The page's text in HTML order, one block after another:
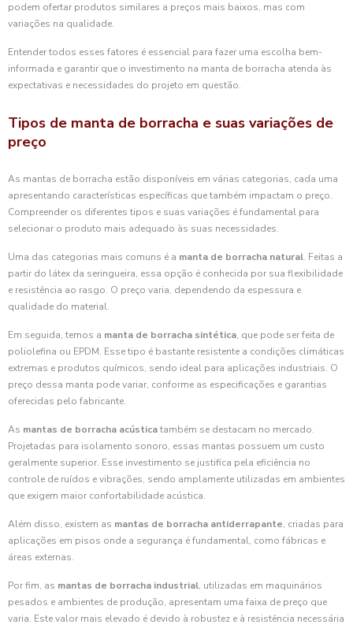
podem ofertar produtos similares a preços mais baixos, mas com
variações na qualidade.
Entender todos esses fatores é essencial para fazer uma escolha bem-
informada e garantir que o investimento na manta de borracha atenda às
expectativas e necessidades do projeto em questão.
Tipos de manta de borracha e suas variações de
preço
As mantas de borracha estão disponíveis em várias categorias, cada uma
apresentando características específicas que também impactam o preço.
Compreender os diferentes tipos e suas variações é fundamental para
selecionar o produto mais adequado às suas necessidades.
Uma das categorias mais comuns é a manta de borracha natural. Feitas a
partir do látex da seringueira, essa opção é conhecida por sua flexibilidade
e resistência ao rasgo. O preço varia, dependendo da espessura e
qualidade do material.
Em seguida, temos a manta de borracha sintética, que pode ser feita de
poliolefina ou EPDM. Esse tipo é bastante resistente a condições climáticas
extremas e produtos químicos, sendo ideal para aplicações industriais. O
preço dessa manta pode variar, conforme as especificações e garantias
oferecidas pelo fabricante.
As mantas de borracha acústicatambém se destacam no mercado.
Projetadas para isolamento sonoro, essas mantas possuem um custo
geralmente superior. Esse investimento se justifica pela eficiência no
controle de ruídos e vibrações, sendo amplamente utilizadas em ambientes
que exigem maior confortabilidade acústica.
Além disso, existem as mantas de borracha antiderrapante, criadas para
aplicações em pisos onde a segurança é fundamental, como fábricas e
áreas externas.
Por fim, as mantas de borracha industrial, utilizadas em maquinários
pesados e ambientes de produção, apresentam uma faixa de preço que
varia. Este valor mais elevado é devido à robustez e à resistência necessária